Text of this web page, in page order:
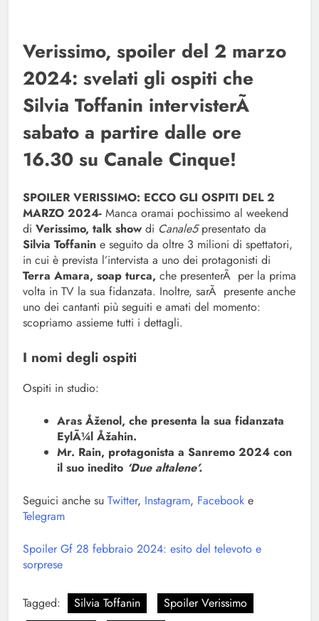
Verissimo, spoiler del 2 marzo
2024: svelati gli ospiti che
Silvia Toffanin intervisterÃ
sabato a partire dalle ore
16.30 su Canale Cinque!
SPOILER VERISSIMO: ECCO GLI OSPITI DEL 2
MARZO 2024- Manca oramai pochissimo al weekend
di Verissimo, talk show di Canale5presentato da
Silvia Toffanin e seguito da oltre 3 milioni di spettatori,
in cui è prevista l’intervista a uno dei protagonisti di
Terra Amara, soap turca, che presenterÃ per la prima
volta in TV la sua fidanzata. Inoltre, sarÃ presente anche
uno dei cantanti più seguiti e amati del momento:
scopriamo assieme tutti i dettagli.
I nomi degli ospiti
Ospiti in studio:
Aras Åženol, che presenta la sua fidanzata
EylÃ¼l Åžahin.
Mr. Rain, protagonista a Sanremo 2024 con
il suo inedito ‘Due altalene’.
Seguici anche su Twitter, Instagram, Facebook e
Telegram
Spoiler Gf 28 febbraio 2024: esito del televoto e
sorprese
Tagged: Silvia Toffanin Spoiler Verissimo